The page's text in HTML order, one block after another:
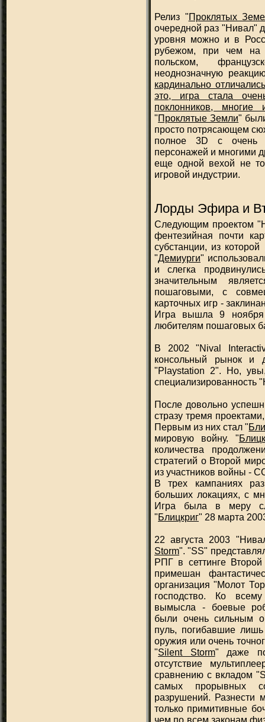
Релиз "Проклятых
очередной раз "Нивал"
уровня можно и в
рубежом, при чем на
польском,
неоднозначную
кардинально
это, игра стала
поклонников,
"Проклятые Земли"
просто потрясающем
полное 3D с очень
персонажей и многими
еще одной вехой не
игровой индустрии.
Лорды Эфира и
Следующим проектом
фентезийная почти
субстанции, из
"Демиурги"
и слегка
значительным
пошаговыми, с
карточных игр -
Игра вышла 9
любителям пошаговых
В 2002 "Nival
консольный рынок и
"Playstation 2". Но,
специализированность
После довольно
стразу тремя
Первым из них стал "
мировую войну. "
количества
стратегий о Второй
из участников войны -
В трех кампаниях
больших локациях, с
Игра была в меру
"Блицкриг" 28 марта
22 августа 2003
Storm". "SS"
РПГ в сеттинге
примешан
организация "Молот
господство. Ко
вымысла - боевые
были очень сильным
пуль, погибавшие лишь
оружия или очень
"Silent Storm" даже
отсутствие
сравнению с вкладом
самых прорывных
разрушений. Разнести
только примитивные
чем по всем законам